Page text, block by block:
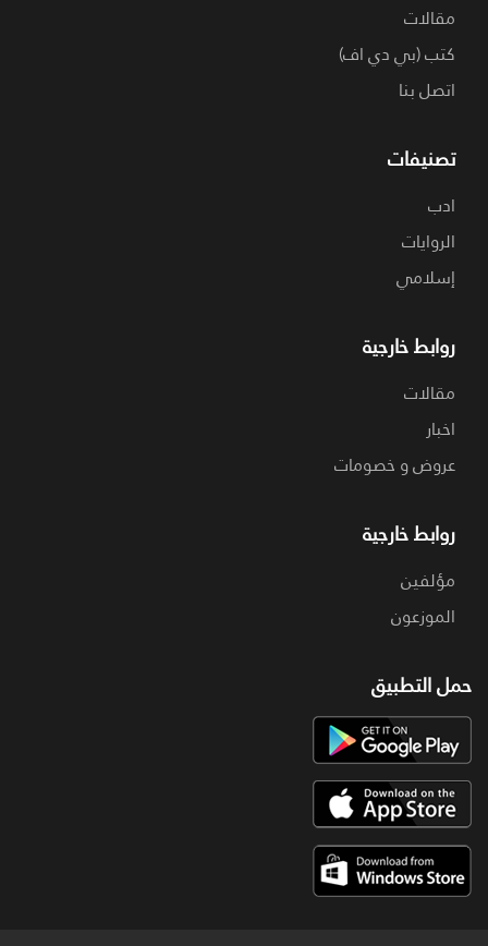
مقالات
كتب (بي دي اف)
اتصل بنا
تصنيفات
ادب
الروايات
إسلامي
روابط خارجية
مقالات
اخبار
عروض و خصومات
روابط خارجية
مؤلفين
الموزعون
حمل التطبيق